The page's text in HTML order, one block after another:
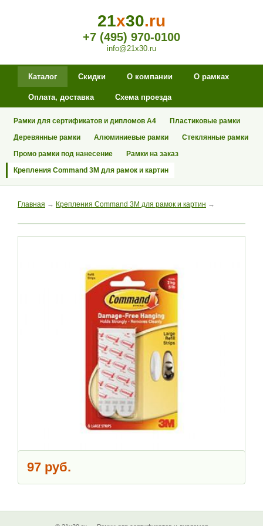
21x30.ru
+7 (495) 970-0100
info@21x30.ru
Каталог Скидки О компании О рамках
Оплата, доставка Схема проезда
Рамки для сертификатов и дипломов А4
Пластиковые рамки
Деревянные рамки
Алюминиевые рамки
Стеклянные рамки
Промо рамки под нанесение
Рамки на заказ
Крепления Command 3M для рамок и картин
Главная → Крепления Command 3M для рамок и картин →
97 руб.